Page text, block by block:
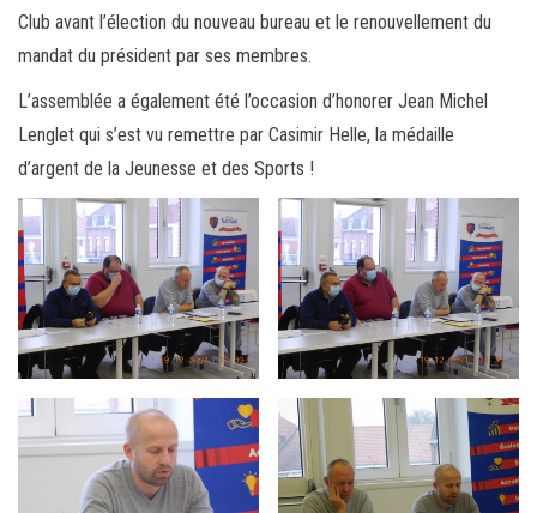
Club avant l’élection du nouveau bureau et le renouvellement du
mandat du président par ses membres.
L’assemblée a également été l’occasion d’honorer Jean Michel
Lenglet qui s’est vu remettre par Casimir Helle, la médaille
d’argent de la Jeunesse et des Sports !